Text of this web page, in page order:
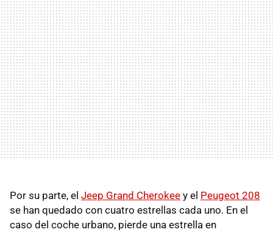
Por su parte, el Jeep Grand Cherokee y el Peugeot 208
se han quedado con cuatro estrellas cada uno. En el
caso del coche urbano, pierde una estrella en